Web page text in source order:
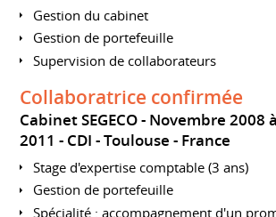
Gestion du cabinet
Gestion de portefeuille
Supervision de collaborateurs
Collaboratrice confirmée
Cabinet SEGECO
Novembre 2008
2011 CDI Toulouse France
Stage d'expertise comptable (3 ans)
Gestion de portefeuille
Spécialité : accompagnement d'un